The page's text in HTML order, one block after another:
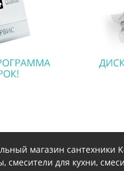
магазин сантехники
смесители для кухни,